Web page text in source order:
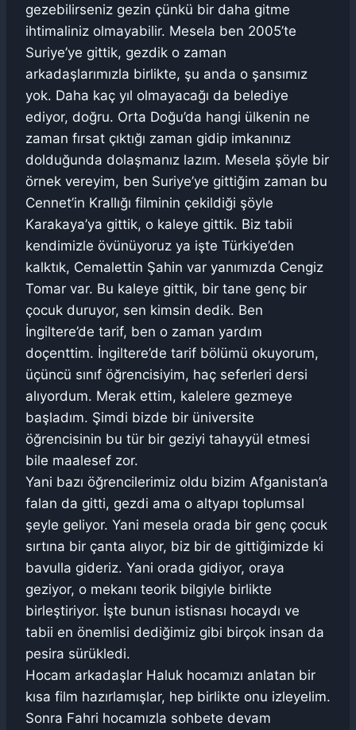
gezebilirseniz gezin çünkü bir daha gitme
ihtimaliniz olmayabilir. Mesela ben 2005’te
Suriye’ye gittik, gezdik o zaman
arkadaşlarımızla birlikte, şu anda o şansımız
yok. Daha kaç yıl olmayacağı da belediye
ediyor, doğru. Orta Doğu’da hangi ülkenin ne
zaman fırsat çıktığı zaman gidip imkanınız
dolduğunda dolaşmanız lazım. Mesela şöyle bir
örnek vereyim, ben Suriye’ye gittiğim zaman bu
Cennet’in Krallığı filminin çekildiği şöyle
Karakaya’ya gittik, o kaleye gittik. Biz tabii
kendimizle övünüyoruz ya işte Türkiye’den
kalktık, Cemalettin Şahin var yanımızda Cengiz
Tomar var. Bu kaleye gittik, bir tane genç bir
çocuk duruyor, sen kimsin dedik. Ben
İngiltere’de tarif, ben o zaman yardım
doçenttim. İngiltere’de tarif bölümü okuyorum,
üçüncü sınıf öğrencisiyim, haç seferleri dersi
alıyordum. Merak ettim, kalelere gezmeye
başladım. Şimdi bizde bir üniversite
öğrencisinin bu tür bir geziyi tahayyül etmesi
bile maalesef zor.
Yani bazı öğrencilerimiz oldu bizim Afganistan’a
falan da gitti, gezdi ama o altyapı toplumsal
şeyle geliyor. Yani mesela orada bir genç çocuk
sırtına bir çanta alıyor, biz bir de gittiğimizde ki
bavulla gideriz. Yani orada gidiyor, oraya
geziyor, o mekanı teorik bilgiyle birlikte
birleştiriyor. İşte bunun istisnası hocaydı ve
tabii en önemlisi dediğimiz gibi birçok insan da
pesira sürükledi.
Hocam arkadaşlar Haluk hocamızı anlatan bir
kısa film hazırlamışlar, hep birlikte onu izleyelim.
Sonra Fahri hocamızla sohbete devam